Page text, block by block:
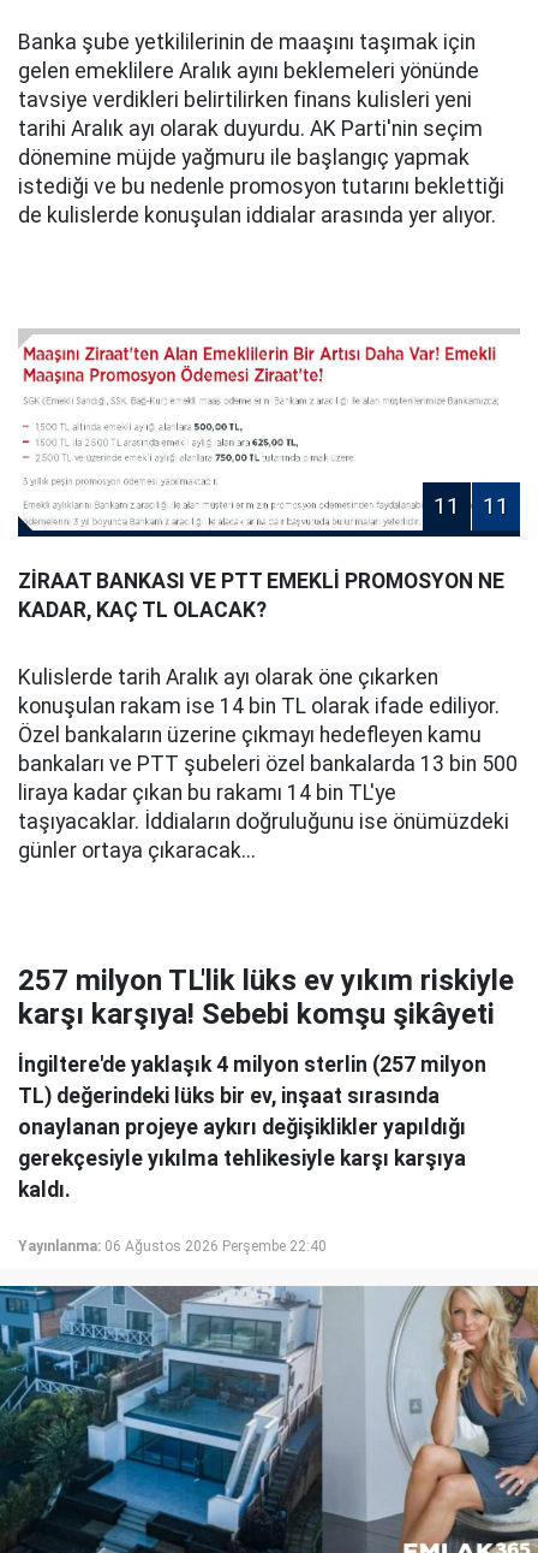
Banka şube yetkililerinin de maaşını taşımak için
gelen emeklilere Aralık ayını beklemeleri yönünde
tavsiye verdikleri belirtilirken finans kulisleri yeni
tarihi Aralık ayı olarak duyurdu. AK Parti'nin seçim
dönemine müjde yağmuru ile başlangıç yapmak
istediği ve bu nedenle promosyon tutarını beklettiği
de kulislerde konuşulan iddialar arasında yer alıyor.
11 11
ZİRAAT BANKASI VE PTT EMEKLİ PROMOSYON NE
KADAR, KAÇ TL OLACAK?
Kulislerde tarih Aralık ayı olarak öne çıkarken
konuşulan rakam ise 14 bin TL olarak ifade ediliyor.
Özel bankaların üzerine çıkmayı hedefleyen kamu
bankaları ve PTT şubeleri özel bankalarda 13 bin 500
liraya kadar çıkan bu rakamı 14 bin TL'ye
taşıyacaklar. İddiaların doğruluğunu ise önümüzdeki
günler ortaya çıkaracak...
257 milyon TL'lik lüks ev yıkım riskiyle
karşı karşıya! Sebebi komşu şikâyeti
İngiltere'de yaklaşık 4 milyon sterlin (257 milyon
TL) değerindeki lüks bir ev, inşaat sırasında
onaylanan projeye aykırı değişiklikler yapıldığı
gerekçesiyle yıkılma tehlikesiyle karşı karşıya
kaldı.
Yayınlanma: 06 Ağustos 2026 Perşembe 22:40